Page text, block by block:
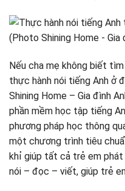
Nếu cha mẹ không biết
thực hành nói tiếng Anh ở
Shining Home – Gia đình
phần mềm học tập tiếng
phương pháp học thông
một chương trình tiêu
khỉ giúp tất cả trẻ em phát
nói – đọc – viết, giúp trẻ